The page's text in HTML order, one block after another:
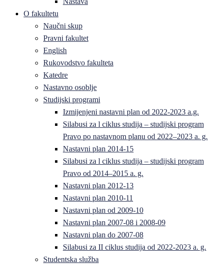
O fakultetu
Naučni skup
Pravni fakultet
English
Rukovodstvo fakulteta
Katedre
Nastavno osoblje
Studijski programi
Izmijenjeni nastavni plan od 2022-2023 a.g.
Silabusi za l ciklus studija – studijski program
Pravo po nastavnom planu od 2022–2023 a. g.
Nastavni plan 2014-15
Silabusi za l ciklus studija – studijski program
Pravo od 2014–2015 a. g.
Nastavni plan 2012-13
Nastavni plan 2010-11
Nastavni plan od 2009-10
Nastavni plan 2007-08 i 2008-09
Nastavni plan do 2007-08
Silabusi za II ciklus studija od 2022-2023 a. g.
Studentska služba